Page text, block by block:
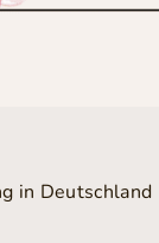
in Deutschland